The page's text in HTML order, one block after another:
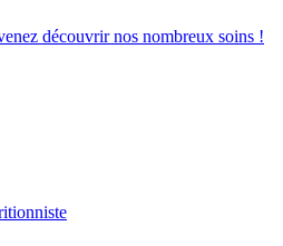
découvrir nos nombreux soins !